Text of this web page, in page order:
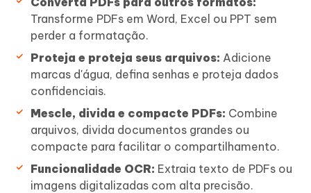
Transforme PDFs em Word, Excel ou PPT sem
perder a formatação.
Proteja e proteja seus arquivos: Adicione
marcas d'água, defina senhas e proteja dados
confidenciais.
Mescle, divida e compacte PDFs: Combine
arquivos, divida documentos grandes ou
compacte para facilitar o compartilhamento.
Funcionalidade OCR: Extraia texto de PDFs ou
imagens digitalizadas com alta precisão.